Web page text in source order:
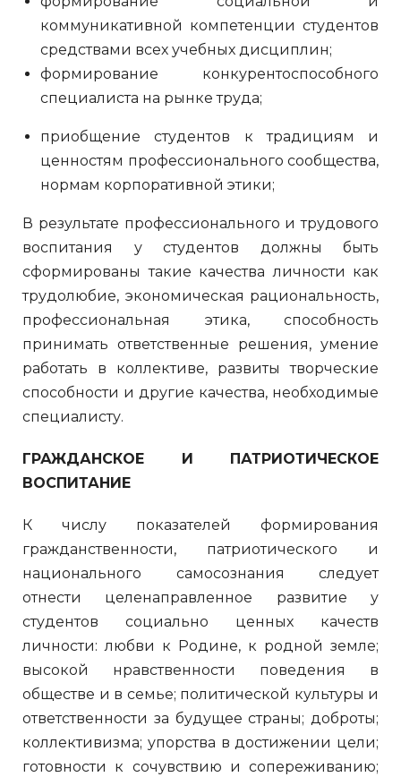
коммуникативной компетенции студентов
средствами всех учебных дисциплин;
формирование конкурентоспособного
специалиста на рынке труда;
приобщение студентов к традициям и
ценностям профессионального сообщества,
нормам корпоративной этики;
В результате профессионального и трудового
воспитания у студентов должны быть
сформированы такие качества личности как
трудолюбие, экономическая рациональность,
профессиональная этика, способность
принимать ответственные решения, умение
работать в коллективе, развиты творческие
способности и другие качества, необходимые
специалисту.
ГРАЖДАНСКОЕ И ПАТРИОТИЧЕСКОЕ
ВОСПИТАНИЕ
К числу показателей формирования
гражданственности, патриотического и
национального самосознания следует
отнести целенаправленное развитие у
студентов социально ценных качеств
личности: любви к Родине, к родной земле;
высокой нравственности поведения в
обществе и в семье; политической культуры и
ответственности за будущее страны; доброты;
коллективизма; упорства в достижении цели;
готовности к сочувствию и сопереживанию;